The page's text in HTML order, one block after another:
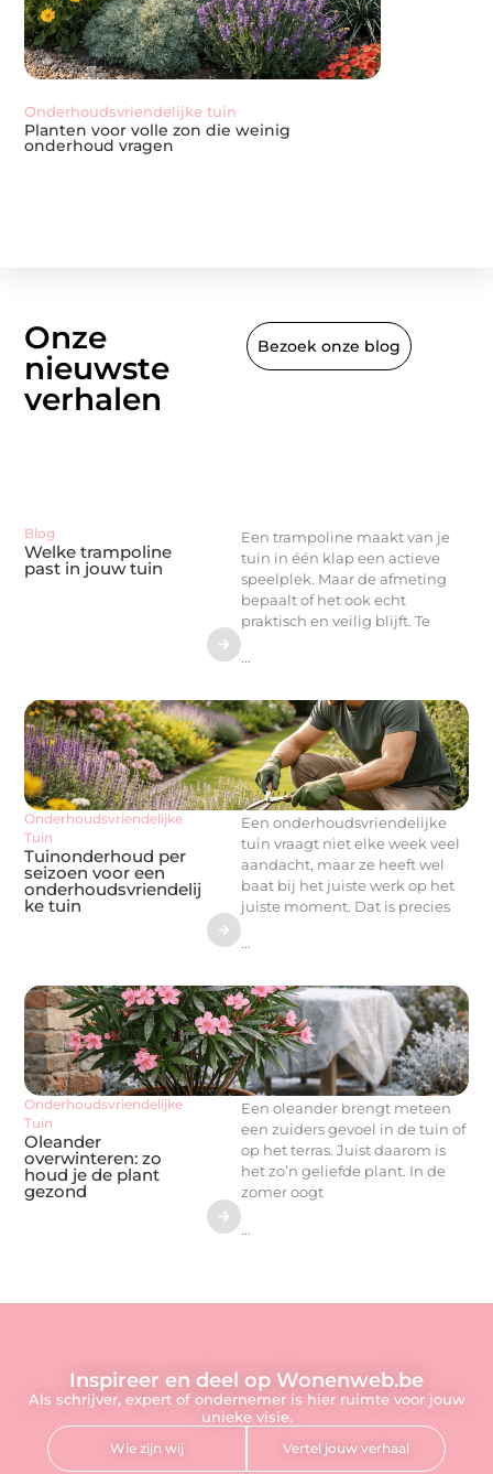
Onderhoudsvriendelijke tuin
Planten voor volle zon die weinig
onderhoud vragen
Onze
nieuwste
verhalen
Bezoek onze blog
Blog
Welke trampoline
past in jouw tuin
Een trampoline maakt van je
tuin in één klap een actieve
speelplek. Maar de afmeting
bepaalt of het ook echt
praktisch en veilig blijft. Te
...
Onderhoudsvriendelijke
Tuin
Tuinonderhoud per
seizoen voor een
onderhoudsvriendelij
ke tuin
Een onderhoudsvriendelijke
tuin vraagt niet elke week veel
aandacht, maar ze heeft wel
baat bij het juiste werk op het
juiste moment. Dat is precies
...
Onderhoudsvriendelijke
Tuin
Oleander
overwinteren: zo
houd je de plant
gezond
Een oleander brengt meteen
een zuiders gevoel in de tuin of
op het terras. Juist daarom is
het zo’n geliefde plant. In de
zomer oogt
...
Inspireer en deel op Wonenweb.be
Als schrijver, expert of ondernemer is hier ruimte voor jouw
unieke visie.
Wie zijn wij Vertel jouw verhaal